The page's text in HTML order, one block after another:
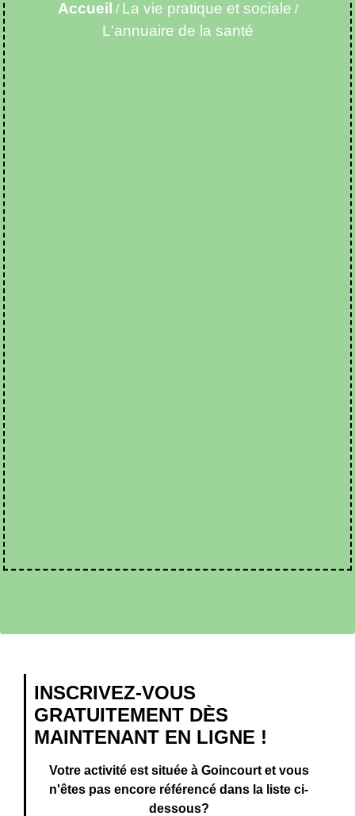
Accueil / La vie pratique et sociale /
L'annuaire de la santé
INSCRIVEZ-VOUS
GRATUITEMENT DÈS
MAINTENANT EN LIGNE !
Votre activité est située à Goincourt et vous
n'êtes pas encore référencé dans la liste ci-
dessous?